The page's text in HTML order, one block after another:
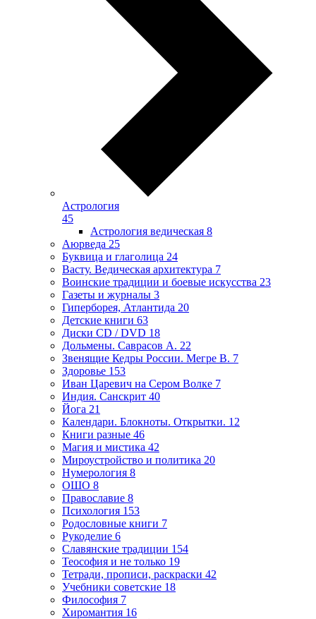
Астрология
45
Астрология ведическая 8
Аюрведа 25
Буквица и глаголица 24
Васту. Ведическая архитектура 7
Воинские традиции и боевые искусства 23
Газеты и журналы 3
Гиперборея, Атлантида 20
Детские книги 63
Диски CD / DVD 18
Дольмены. Саврасов А. 22
Звенящие Кедры России. Мегре В. 7
Здоровье 153
Иван Царевич на Сером Волке 7
Индия. Санскрит 40
Йога 21
Календари. Блокноты. Открытки. 12
Книги разные 46
Магия и мистика 42
Мироустройство и политика 20
Нумерология 8
ОШО 8
Православие 8
Психология 153
Родословные книги 7
Рукоделие 6
Славянские традиции 154
Теософия и не только 19
Тетради, прописи, раскраски 42
Учебники советские 18
Философия 7
Хиромантия 16